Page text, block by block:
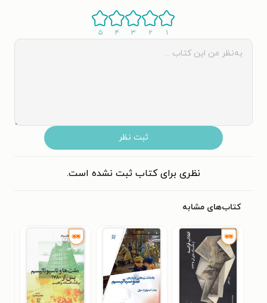
۱ ۲ ۳ ۴ ۵
ثبت نظر
نظری برای کتاب ثبت نشده است.
کتاب‌های مشابه